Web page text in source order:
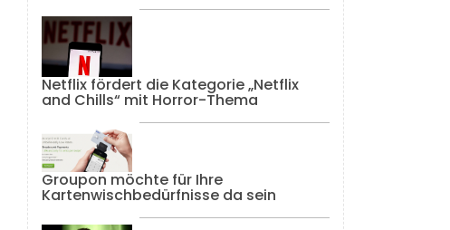
Netflix fördert die Kategorie „Netflix
and Chills“ mit Horror-Thema
Groupon möchte für Ihre
Kartenwischbedürfnisse da sein